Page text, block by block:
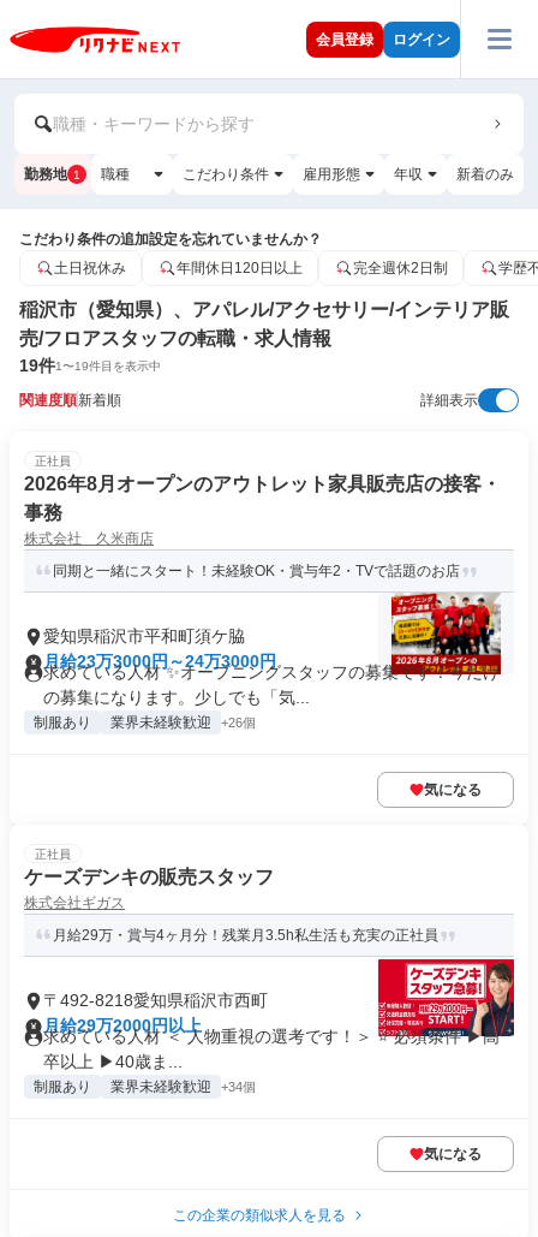
会員登録 ログイン
職種・キーワードから探す
勤務地 1 職種 こだわり条件 雇用形態 年収 新着のみ
こだわり条件の追加設定を忘れていませんか？
土日祝休み
年間休日120日以上 完全週休2日制 学歴
稲沢市（愛知県）、アパレル/アクセサリー/インテリア販
売/フロアスタッフの転職・求人情報
19件1〜19件目を表示中
関連度順新着順 詳細表示
正社員
2026年8月オープンのアウトレット家具販売店の接客・
事務
株式会社 久米商店
同期と一緒にスタート！未経験OK・賞与年2・TVで話題のお店
愛知県稲沢市平和町須ケ脇
月給23万3000円～24万3000円
求めている人材 ✨オープニングスタッフの募集です！今だけ
の募集になります。少しでも「気...
制服あり 業界未経験歓迎 +26個
気になる
正社員
ケーズデンキの販売スタッフ
株式会社ギガス
月給29万・賞与4ヶ月分！残業月3.5h私生活も充実の正社員
〒492-8218愛知県稲沢市西町
月給29万2000円以上
求めている人材 ＜ 人物重視の選考です！＞ ⭐ 必須条件 ▶高
卒以上 ▶40歳ま...
制服あり 業界未経験歓迎 +34個
気になる
この企業の類似求人を見る